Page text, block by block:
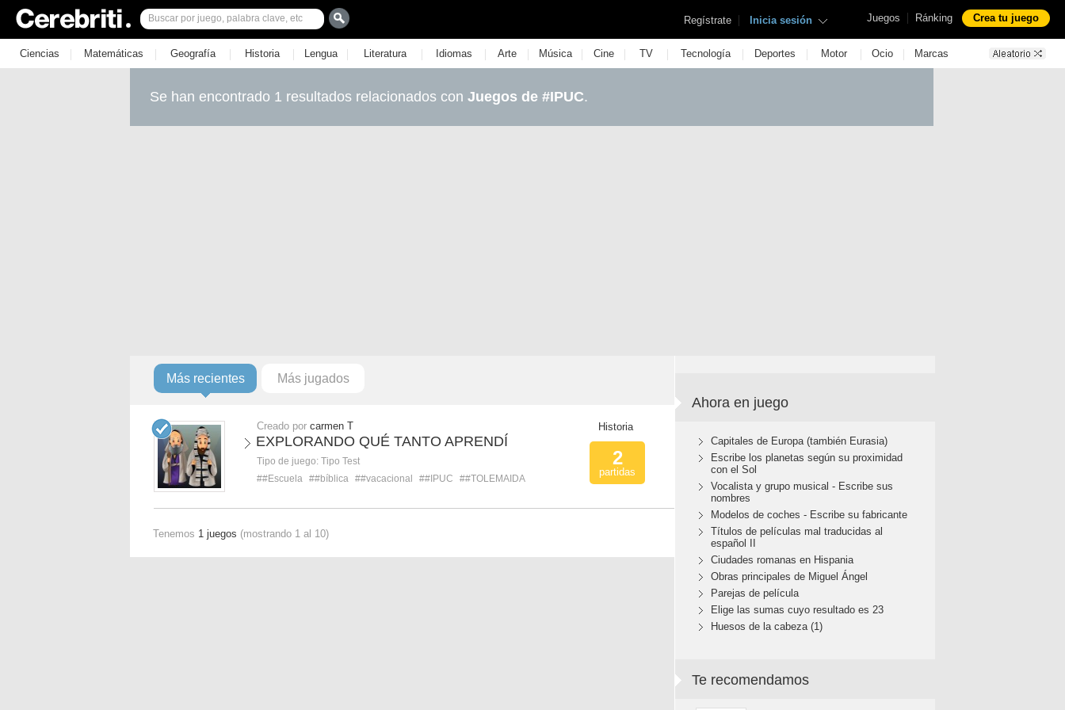
Juegos | Ránking Crea tu juego
Regístrate | Inicia sesión
Ciencias | Matemáticas | Geografía | Historia | Lengua | Literatura | Idiomas | Arte | Música | Cine | TV | Tecnología | Deportes | Motor | Ocio | Marcas
Se han encontrado 1 resultados relacionados con Juegos de #IPUC.
Más recientes Más jugados
Creado por carmen T
EXPLORANDO QUÉ TANTO APRENDÍ
Tipo de juego: Tipo Test
##Escuela ##bíblica ##vacacional ##IPUC ##TOLEMAIDA
Historia
2
partidas
Tenemos 1 juegos (mostrando 1 al 10)
Ahora en juego
Capitales de Europa (también Eurasia)
Escribe los planetas según su proximidad
con el Sol
Vocalista y grupo musical - Escribe sus
nombres
Modelos de coches - Escribe su fabricante
Títulos de películas mal traducidas al
español II
Ciudades romanas en Hispania
Obras principales de Miguel Ángel
Parejas de película
Elige las sumas cuyo resultado es 23
Huesos de la cabeza (1)
Te recomendamos